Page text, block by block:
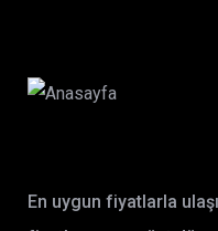
En uygun fiyatlarla